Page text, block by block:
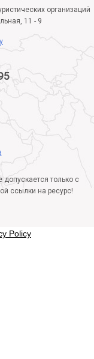
организаций
11 - 9
допускается только с
ссылки на ресурс!
Policy